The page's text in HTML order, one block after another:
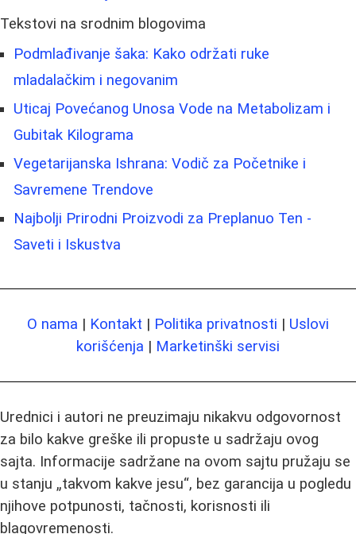
Tekstovi na srodnim blogovima
Podmlađivanje šaka: Kako održati ruke
mladalačkim i negovanim
Uticaj Povećanog Unosa Vode na Metabolizam i
Gubitak Kilograma
Vegetarijanska Ishrana: Vodič za Početnike i
Savremene Trendove
Najbolji Prirodni Proizvodi za Preplanuo Ten -
Saveti i Iskustva
O nama | Kontakt | Politika privatnosti | Uslovi
korišćenja | Marketinški servisi
Urednici i autori ne preuzimaju nikakvu odgovornost
za bilo kakve greške ili propuste u sadržaju ovog
sajta. Informacije sadržane na ovom sajtu pružaju se
u stanju „takvom kakve jesu“, bez garancija u pogledu
njihove potpunosti, tačnosti, korisnosti ili
blagovremenosti.